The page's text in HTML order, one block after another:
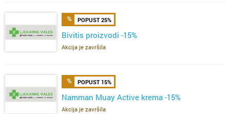
POPUST 25%
Bivitis proizvodi -15%
Akcija je završila
POPUST 15%
Namman Muay Active krema -15%
Akcija je završila